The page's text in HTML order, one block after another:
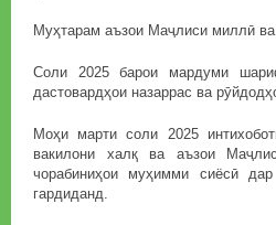
Муҳтарам аъзои Маҷлиси миллӣ
Соли 2025 барои мардуми
дастовардҳои назаррас ва
Моҳи марти соли 2025
вакилони халқ ва аъзои
чорабиниҳои муҳимми сиёсӣ
гардиданд.